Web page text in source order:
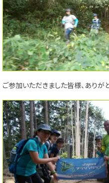
ご参加いただきました皆様、ありがと